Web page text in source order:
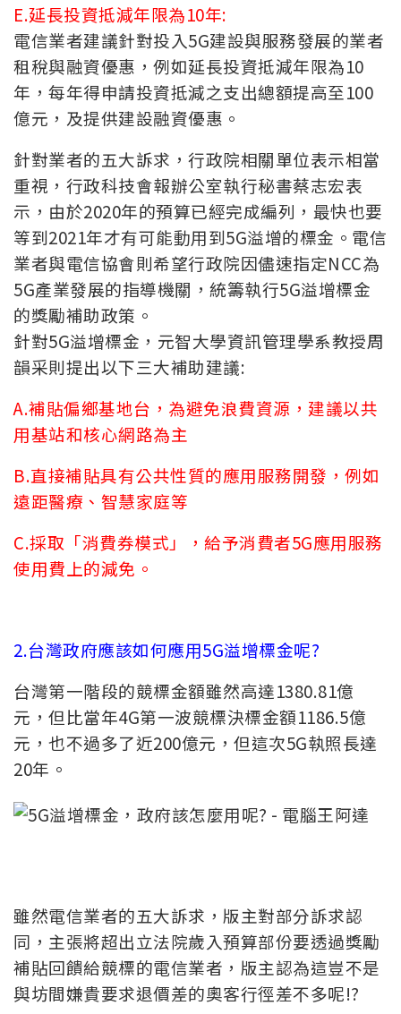
E.延長投資抵減年限為10年:
電信業者建議針對投入5G建設與服務發展的業者
租稅與融資優惠，例如延長投資抵減年限為10
年，每年得申請投資抵減之支出總額提高至100
億元，及提供建設融資優惠。
針對業者的五大訴求，行政院相關單位表示相當
重視，行政科技會報辦公室執行秘書蔡志宏表
示，由於2020年的預算已經完成編列，最快也要
等到2021年才有可能動用到5G溢增的標金。電信
業者與電信協會則希望行政院因儘速指定NCC為
5G產業發展的指導機關，統籌執行5G溢增標金
的獎勵補助政策。
針對5G溢增標金，元智大學資訊管理學系教授周
韻采則提出以下三大補助建議:
A.補貼偏鄉基地台，為避免浪費資源，建議以共
用基站和核心網路為主
B.直接補貼具有公共性質的應用服務開發，例如
遠距醫療、智慧家庭等
C.採取「消費券模式」，給予消費者5G應用服務
使用費上的減免。
2.台灣政府應該如何應用5G溢增標金呢?
台灣第一階段的競標金額雖然高達1380.81億
元，但比當年4G第一波競標決標金額1186.5億
元，也不過多了近200億元，但這次5G執照長達
20年。
雖然電信業者的五大訴求，版主對部分訴求認
同，主張將超出立法院歲入預算部份要透過獎勵
補貼回饋給競標的電信業者，版主認為這豈不是
與坊間嫌貴要求退價差的奧客行徑差不多呢!?